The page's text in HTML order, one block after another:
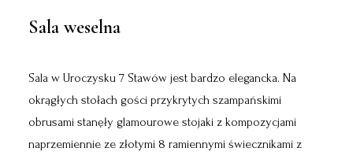
Sala weselna
Sala w Uroczysku 7 Stawów jest bardzo elegancka. Na
okrągłych stołach gości przykrytych szampańskimi
obrusami stanęły glamourowe stojaki z kompozycjami
naprzemiennie ze złotymi 8 ramiennymi świecznikami z